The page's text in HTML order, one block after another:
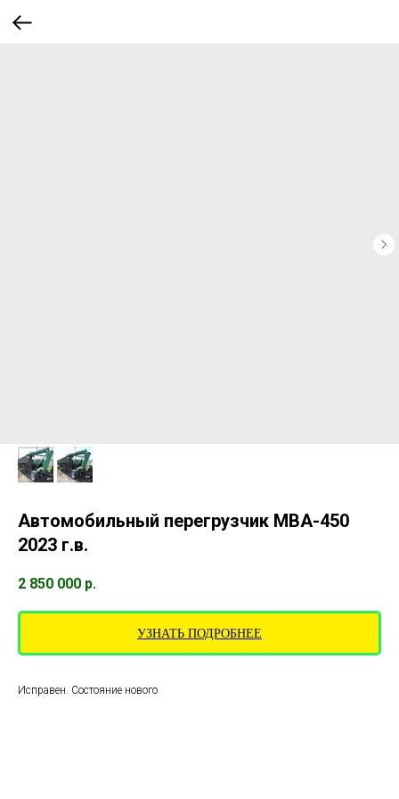
Автомобильный перегрузчик МВА-450
2023 г.в.
2 850 000 р.
УЗНАТЬ ПОДРОБНЕЕ
Исправен. Состояние нового